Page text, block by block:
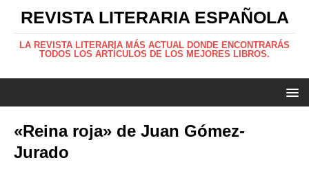
REVISTA LITERARIA ESPAÑOLA
LA REVISTA LITERARIA MÁS ACTUAL DONDE ENCONTRARÁS
TODOS LOS ARTÍCULOS DE LOS MEJORES LIBROS.
«Reina roja» de Juan Gómez-
Jurado